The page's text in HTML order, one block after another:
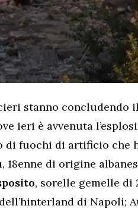
stanno concludendo
ieri è avvenuta
di fuochi di artificio che
, 18enne di origine
, sorelle gemelle di
di Napoli;